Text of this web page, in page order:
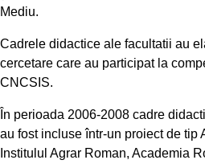
Mediu.
Cadrele didactice ale facultatii au
cercetare care au participat la
CNCSIS.
În perioada 2006-2008 cadre
au fost incluse într-un proiect de tip
Institulul Agrar Roman, Academia